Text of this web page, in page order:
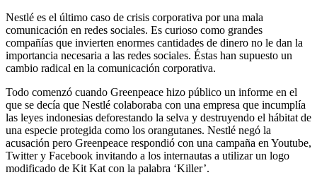
Nestlé es el último caso de crisis corporativa por una mala
comunicación en redes sociales. Es curioso como grandes
compañías que invierten enormes cantidades de dinero no le dan la
importancia necesaria a las redes sociales. Éstas han supuesto un
cambio radical en la comunicación corporativa.
Todo comenzó cuando Greenpeace hizo público un informe en el
que se decía que Nestlé colaboraba con una empresa que incumplía
las leyes indonesias deforestando la selva y destruyendo el hábitat de
una especie protegida como los orangutanes. Nestlé negó la
acusación pero Greenpeace respondió con una campaña en Youtube,
Twitter y Facebook invitando a los internautas a utilizar un logo
modificado de Kit Kat con la palabra ‘Killer’.